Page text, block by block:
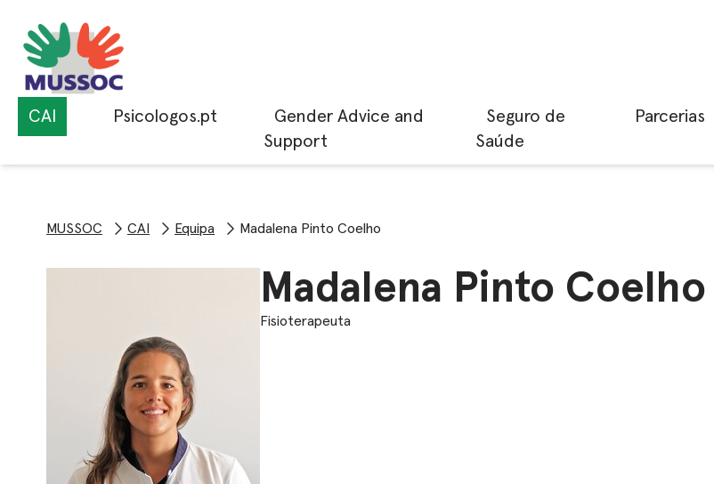
CAI Psicologos.pt
Gender Advice and
Support
Seguro de
Saúde
Parcerias
MUSSOC CAI Equipa Madalena Pinto Coelho
Madalena Pinto Coelho
Fisioterapeuta